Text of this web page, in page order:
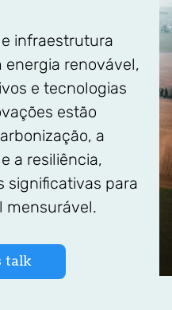
infraestrutura
renovável,
e tecnologias
estão
a
a resiliência,
significativas para
mensurável.
talk